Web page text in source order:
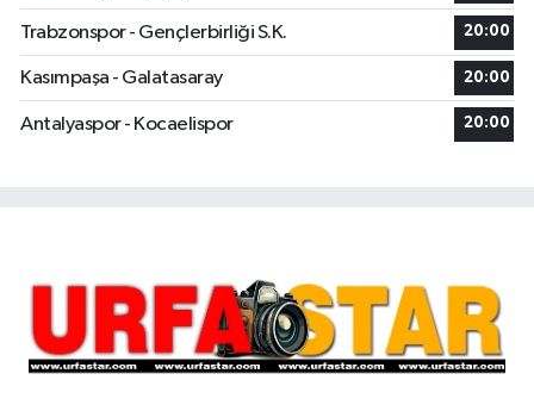
Trabzonspor - Gençlerbirliği S.K. 20:00
Kasımpaşa - Galatasaray 20:00
Antalyaspor - Kocaelispor 20:00